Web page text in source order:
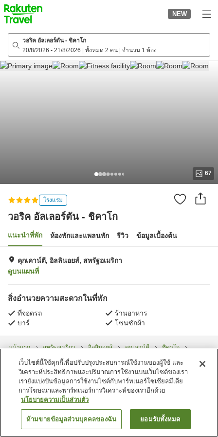
to
top
page
NEW
วอริค อัลเลอร์ตัน - ชิคาโก
20/8/2026 - 21/8/2026 ทั้งหมด 2 คน จำนวน 1 ห้อง
67
โรงแรม
วอริค อัลเลอร์ตัน - ชิคาโก
แนะนำที่พัก ห้องพักและแพลนพัก รีวิว ข้อมูลเบื้องต้น
คุกเคาน์ตี, อิลลินอยส์, สหรัฐอเมริกา
ดูบนแผนที่
สิ่งอำนวยความสะดวกในที่พัก
ที่จอดรถ
ร้านอาหาร
บาร์
โซนซักผ้า
หน้าแรก สหรัฐอเมริกา อิลลินอยส์ คุกเคาน์ตี
ชิคาโก
วอริค อัลเลอร์ตัน - ชิคาโก
ค้นหาห้องพัก
เว็บไซต์นี้ใช้คุกกี้เพื่อปรับปรุงประสบการณ์ใช้งานของผู้ใช้ และ
วิเคราะห์ประสิทธิภาพและปริมาณการใช้งานบนเว็บไซต์ของเรา
เรายังแบ่งปันข้อมูลการใช้งานไซต์กับพาร์ทเนอร์โซเชียลมีเดีย
การโฆษณาและพาร์ทเนอร์การวิเคราะห์ของเราอีกด้วย
นโยบายความเป็นส่วนตัว
ห้ามขายข้อมูลส่วนบุคคลของฉัน ยอมรับทั้งหมด